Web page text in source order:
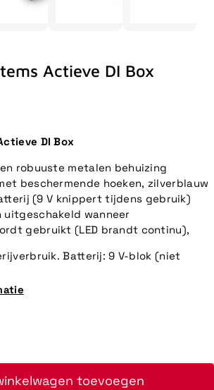
Actieve DI Box
DI Box
robuuste metalen behuizing
beschermende hoeken, zilverblauw
(9 V knippert tijdens gebruik)
wanneer
gebruikt (LED brandt continu),
Batterij: 9 V-blok (niet
toevoegen